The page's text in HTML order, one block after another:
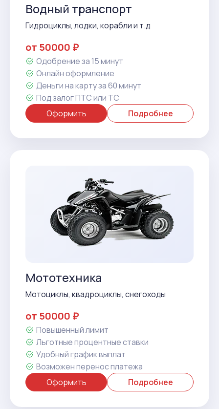
Водный транспорт
Гидроциклы, лодки, корабли и т.д
от 50000 ₽
Одобрение за 15 минут
Онлайн оформление
Деньги на карту за 60 минут
Под залог ПТС или ТС
Оформить
Подробнее
Мототехника
Мотоциклы, квадроциклы, снегоходы
от 50000 ₽
Повышенный лимит
Льготные процентные ставки
Удобный график выплат
Возможен перенос платежа
Оформить
Подробнее